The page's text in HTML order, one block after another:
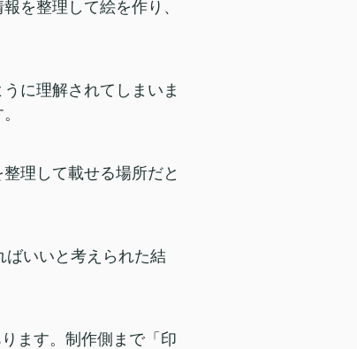
を整理して絵を作り、
に理解されてしまいま
理して載せる場所だと
ばいいと考えられた結
ます。制作側まで「印